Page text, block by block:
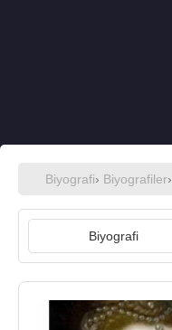
Biyografi› Biyografiler›
Biyografi